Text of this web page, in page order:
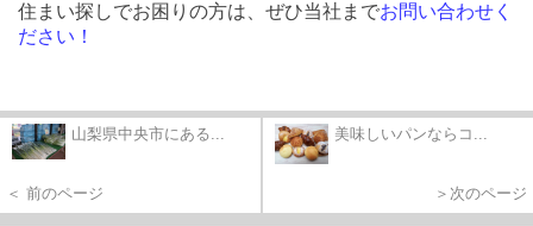
住まい探しでお困りの方は、ぜひ当社までお問い合わせく
ださい！
山梨県中央市にある...
＜ 前のページ
美味しいパンならコ...
＞次のページ